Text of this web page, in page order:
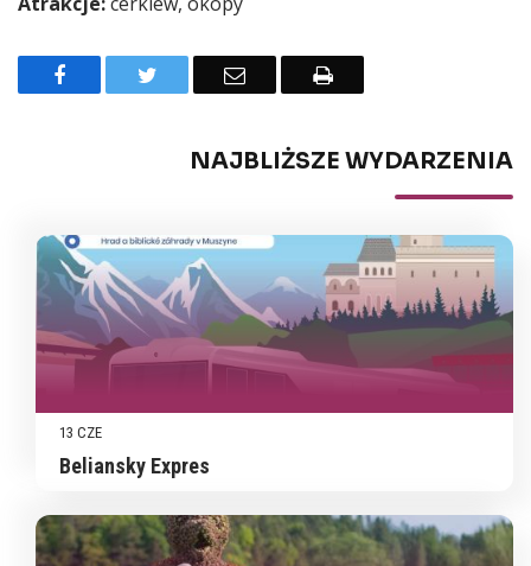
FacebookTwitter Email Drukuj
NAJBLIŻSZE WYDARZENIA
13 CZE
Beliansky Expres